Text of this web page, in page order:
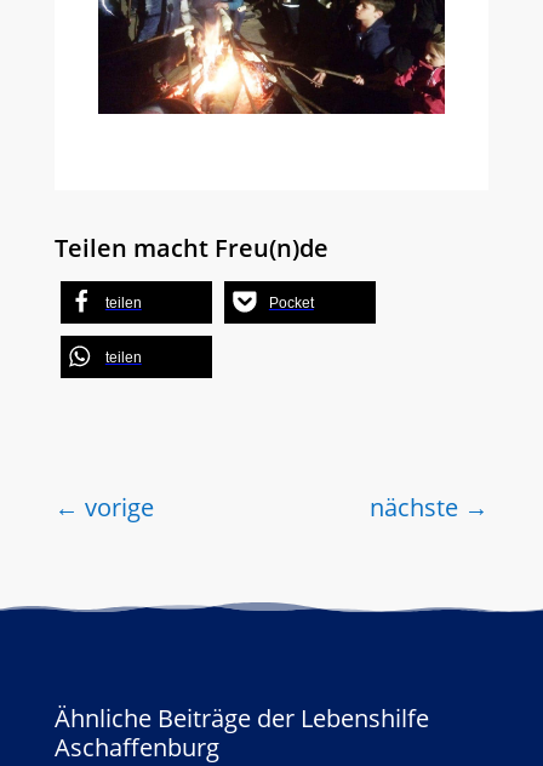
Teilen macht Freu(n)de
teilen Pocket
teilen
← vorige nächste →
Ähnliche Beiträge der Lebenshilfe
Aschaffenburg